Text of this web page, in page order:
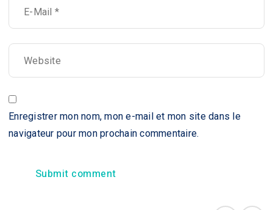
Enregistrer mon nom, mon e-mail et mon site dans le
navigateur pour mon prochain commentaire.